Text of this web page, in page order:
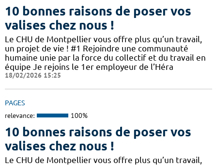
10 bonnes raisons de poser vos
valises chez nous !
Le CHU de Montpellier vous offre plus qu’un travail,
un projet de vie ! #1 Rejoindre une communauté
humaine unie par la force du collectif et du travail en
équipe Je rejoins le 1er employeur de l’Héra
18/02/2026 15:25
PAGES
relevance: 100%
10 bonnes raisons de poser vos
valises chez nous !
Le CHU de Montpellier vous offre plus qu’un travail,